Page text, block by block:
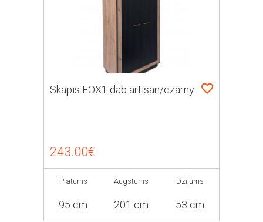
Skapis FOX1 dab artisan/czarny
243.00€
Platums
95 cm
Augstums
201 cm
Dziļums
53 cm